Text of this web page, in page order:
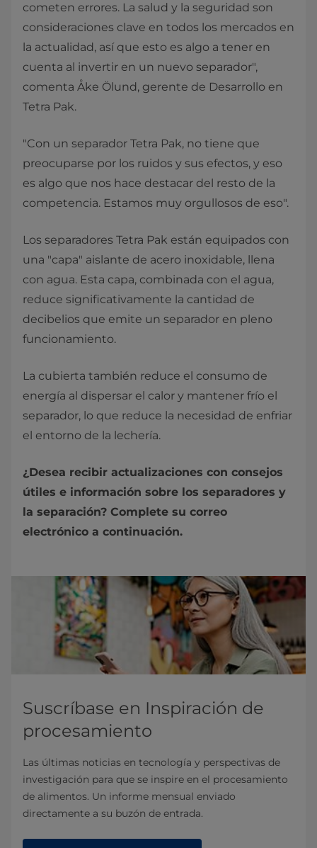
cometen errores. La salud y la seguridad son
consideraciones clave en todos los mercados en
la actualidad, así que esto es algo a tener en
cuenta al invertir en un nuevo separador",
comenta Åke Ölund, gerente de Desarrollo en
Tetra Pak.
"Con un separador Tetra Pak, no tiene que
preocuparse por los ruidos y sus efectos, y eso
es algo que nos hace destacar del resto de la
competencia. Estamos muy orgullosos de eso".
Los separadores Tetra Pak están equipados con
una "capa" aislante de acero inoxidable, llena
con agua. Esta capa, combinada con el agua,
reduce significativamente la cantidad de
decibelios que emite un separador en pleno
funcionamiento.
La cubierta también reduce el consumo de
energía al dispersar el calor y mantener frío el
separador, lo que reduce la necesidad de enfriar
el entorno de la lechería.
¿Desea recibir actualizaciones con consejos
útiles e información sobre los separadores y
la separación? Complete su correo
electrónico a continuación.
Suscríbase en Inspiración de
procesamiento
Las últimas noticias en tecnología y perspectivas de
investigación para que se inspire en el procesamiento
de alimentos. Un informe mensual enviado
directamente a su buzón de entrada.